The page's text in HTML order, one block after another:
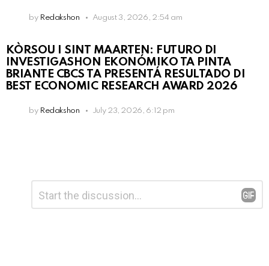
by Redakshon August 3, 2026, 2:54 am
KÒRSOU I SINT MAARTEN: FUTURO DI
INVESTIGASHON EKONÓMIKO TA PINTA
BRIANTE CBCS TA PRESENTÁ RESULTADO DI
BEST ECONOMIC RESEARCH AWARD 2026
by Redakshon July 23, 2026, 6:12 pm
Reply